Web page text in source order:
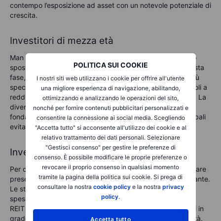
POLITICA SUI COOKIE
I nostri siti web utilizzano i cookie per offrire all'utente
una migliore esperienza di navigazione, abilitando,
ottimizzando e analizzando le operazioni del sito,
nonché per fornire contenuti pubblicitari personalizzati e
consentire la connessione ai social media. Scegliendo
"Accetta tutto" si acconsente all'utilizzo dei cookie e al
relativo trattamento dei dati personali. Selezionare
"Gestisci consenso" per gestire le preferenze di
consenso. È possibile modificare le proprie preferenze o
revocare il proprio consenso in qualsiasi momento
tramite la pagina della politica sui cookie. Si prega di
consultare la nostra cookie policye la nostra privacy
policy.
Accetta tutto
contempo l’esposizione ad asset con un notevole potenziale di
crescita.
Investitori di mezza età
Man mano
può
sposta
verso un equilibrio tra crescita e stabilità. In questa
fase, può risultare utile ridurre l’esposizione verso asset più
speculativi aumentando al contempo gli investimenti in titoli a
reddito, come azioni che pagano dividendi o obbligazioni. La
diversificazione geografica e quella settoriale diventano
fondamentali, così da beneficiaredei trend economici globali
evitando al contempo una volatilità eccessiva.
Investitori orientati al pensionamento
Per chi è prossimo o già in pensione, la prioritàpuòdiventare
preservare il capitale e generare un flusso di entrate costante.
Le strategie di diversificazione avanzata in questa fase
spesso includono una selezione più ampia di obbligazioni,
REIT (Real Estate Investment Trust) o altri strumenti stabili in
grado di produrre reddito. Integrare asset a bassa volatilità,